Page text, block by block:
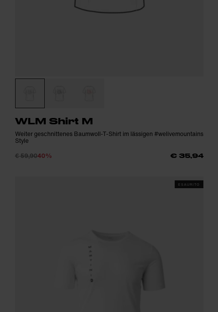
WLM Shirt M
Weiter geschnittenes Baumwoll-T-Shirt im lässigen #welivemountains
Style
€ 59,9040% € 35,94
ESAURITO